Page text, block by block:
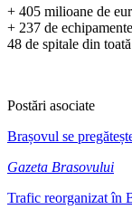
+ 405 milioane de
+ 237 de
48 de spitale din
Postări asociate
Brașovul se
Gazeta Brasovului
Trafic reorganizat în